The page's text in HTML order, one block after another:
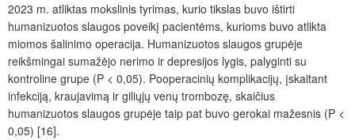
2023 m. atliktas mokslinis tyrimas, kurio tikslas buvo ištirti
humanizuotos slaugos poveikį pacientėms, kurioms buvo atlikta
miomos šalinimo operacija. Humanizuotos slaugos grupėje
reikšmingai sumažėjo nerimo ir depresijos lygis, palyginti su
kontroline grupe (P < 0,05). Pooperacinių komplikacijų, įskaitant
infekciją, kraujavimą ir giliųjų venų trombozę, skaičius
humanizuotos slaugos grupėje taip pat buvo gerokai mažesnis (P <
0,05) [16].